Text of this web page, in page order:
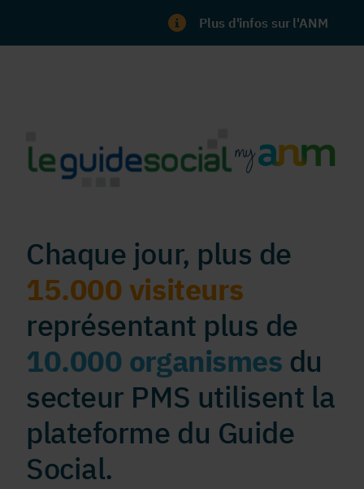
Plus d'infos sur l'ANM
Chaque jour, plus de
15.000 visiteurs
représentant plus de
10.000 organismes du
secteur PMS utilisent la
plateforme du Guide
Social.